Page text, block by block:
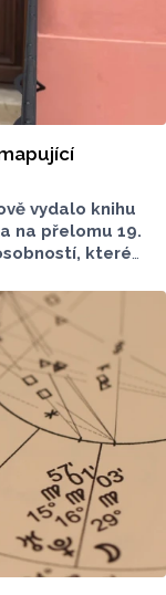
vydalo knihu
na přelomu 19.
které
publikace
13 let
u příležitosti
královské město,